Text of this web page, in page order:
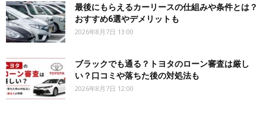
最後にもらえるカーリースの仕組みや条件とは？
おすすめ6選やデメリットも
2026年8月7日 13:00
ブラックでも通る？トヨタのローン審査は厳し
い？口コミや落ちた後の対処法も
2026年8月7日 12:00